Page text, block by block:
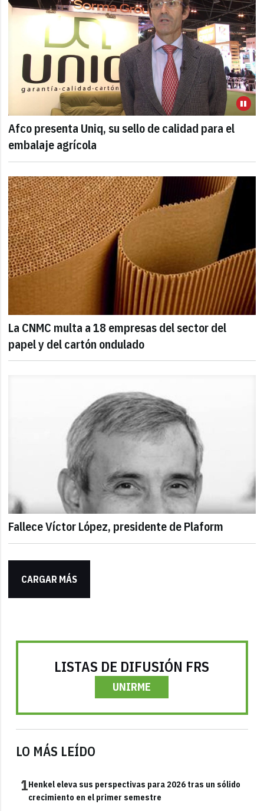
Afco presenta Uniq, su sello de calidad para el
embalaje agrícola
La CNMC multa a 18 empresas del sector del
papel y del cartón ondulado
Fallece Víctor López, presidente de Plaform
CARGAR MÁS
LISTAS DE DIFUSIÓN FRS
UNIRME
LO MÁS LEÍDO
1Henkel eleva sus perspectivas para 2026 tras un sólido
crecimiento en el primer semestre